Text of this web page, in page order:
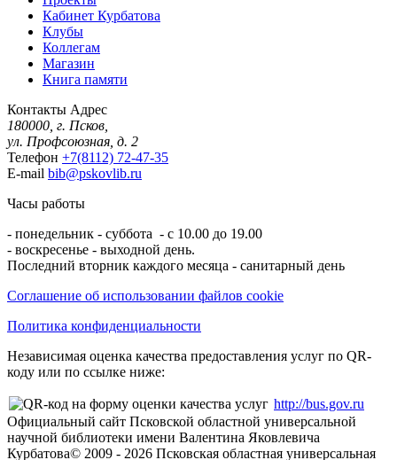
Кабинет Курбатова
Клубы
Коллегам
Магазин
Книга памяти
Контакты Адрес
180000, г. Псков,
ул. Профсоюзная, д. 2
Телефон +7(8112) 72-47-35
E-mail bib@pskovlib.ru
Часы работы
- понедельник - суббота - с 10.00 до 19.00
- воскресенье - выходной день.
Последний вторник каждого месяца - санитарный день
Соглашение об использовании файлов cookie
Политика конфиденциальности
Независимая оценка качества предоставления услуг по QR-
коду или по ссылке ниже:
http://bus.gov.ru
Официальный сайт Псковской областной универсальной
научной библиотеки имени Валентина Яковлевича
Курбатова© 2009 - 2026 Псковская областная универсальная